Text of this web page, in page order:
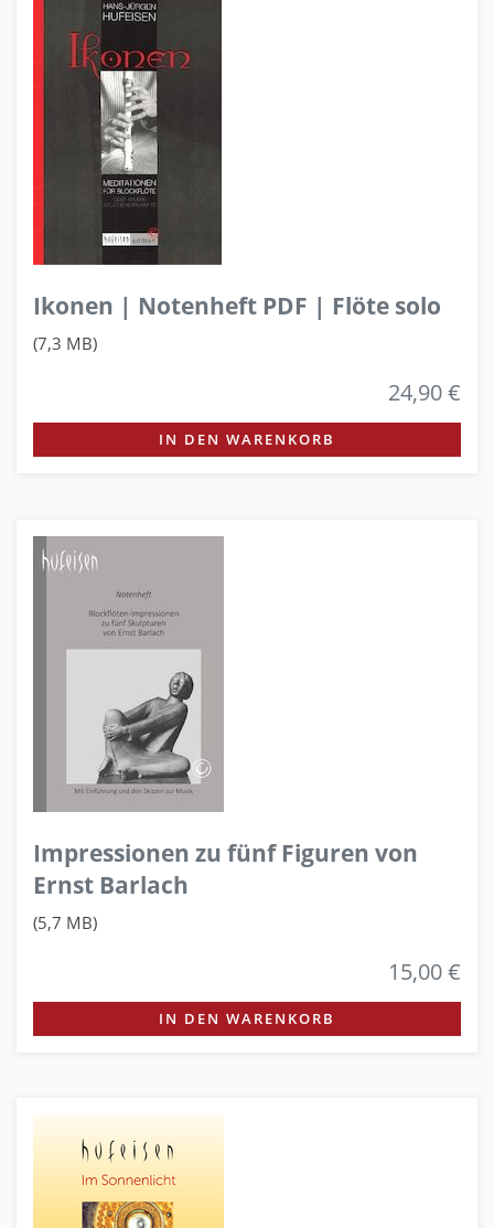
Ikonen | Notenheft PDF | Flöte solo
(7,3 MB)
24,90 €
IN DEN WARENKORB
Impressionen zu fünf Figuren von
Ernst Barlach
(5,7 MB)
15,00 €
IN DEN WARENKORB